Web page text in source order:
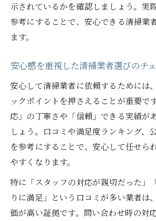
示されているかを確認しましょう。実
参考にすることで、安心できる清掃業
ます。
安心感を重視した清掃業者選びのチ
安心して清掃業者に依頼するためには
ックポイントを押さえることが重要で
応」の丁寧さや「信頼」できる実績が
しょう。口コミや満足度ランキング、
を参考にすることで、安心して任せら
やすくなります。
特に「スタッフの対応が親切だった」
りに満足」という口コミが多い業者は
価が高い証拠です。問い合わせ時の対